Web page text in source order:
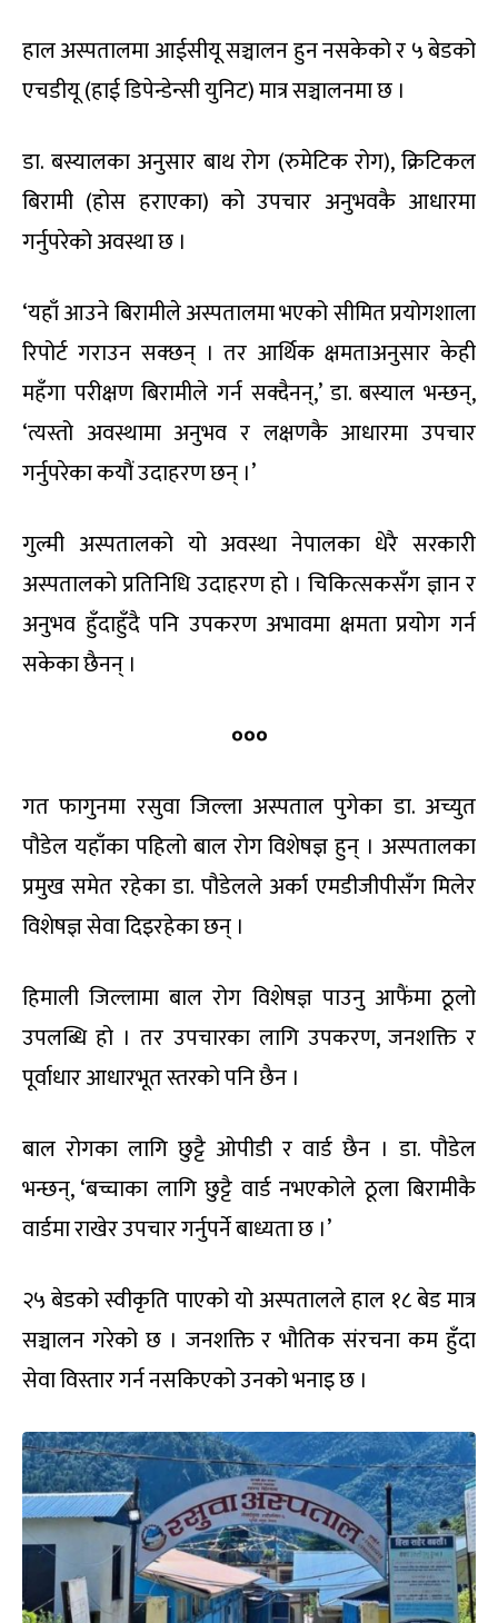
हाल अस्पतालमा आईसीयू सञ्चालन हुन नसकेको र ५ बेडको
एचडीयू (हाई डिपेन्डेन्सी युनिट) मात्र सञ्चालनमा छ ।
डा. बस्यालका अनुसार बाथ रोग (रुमेटिक रोग), क्रिटिकल
बिरामी (होस हराएका) को उपचार अनुभवकै आधारमा
गर्नुपरेको अवस्था छ ।
‘यहाँ आउने बिरामीले अस्पतालमा भएको सीमित प्रयोगशाला
रिपोर्ट गराउन सक्छन् । तर आर्थिक क्षमताअनुसार केही
महँगा परीक्षण बिरामीले गर्न सक्दैनन्,’ डा. बस्याल भन्छन्,
‘त्यस्तो अवस्थामा अनुभव र लक्षणकै आधारमा उपचार
गर्नुपरेका कयौं उदाहरण छन् ।’
गुल्मी अस्पतालको यो अवस्था नेपालका धेरै सरकारी
अस्पतालको प्रतिनिधि उदाहरण हो । चिकित्सकसँग ज्ञान र
अनुभव हुँदाहुँदै पनि उपकरण अभावमा क्षमता प्रयोग गर्न
सकेका छैनन् ।
०००
गत फागुनमा रसुवा जिल्ला अस्पताल पुगेका डा. अच्युत
पौडेल यहाँका पहिलो बाल रोग विशेषज्ञ हुन् । अस्पतालका
प्रमुख समेत रहेका डा. पौडेलले अर्का एमडीजीपीसँग मिलेर
विशेषज्ञ सेवा दिइरहेका छन् ।
हिमाली जिल्लामा बाल रोग विशेषज्ञ पाउनु आफैंमा ठूलो
उपलब्धि हो । तर उपचारका लागि उपकरण, जनशक्ति र
पूर्वाधार आधारभूत स्तरको पनि छैन ।
बाल रोगका लागि छुट्टै ओपीडी र वार्ड छैन । डा. पौडेल
भन्छन्, ‘बच्चाका लागि छुट्टै वार्ड नभएकोले ठूला बिरामीकै
वार्डमा राखेर उपचार गर्नुपर्ने बाध्यता छ ।’
२५ बेडको स्वीकृति पाएको यो अस्पतालले हाल १८ बेड मात्र
सञ्चालन गरेको छ । जनशक्ति र भौतिक संरचना कम हुँदा
सेवा विस्तार गर्न नसकिएको उनको भनाइ छ ।